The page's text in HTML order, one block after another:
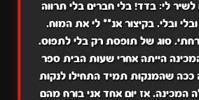
לי: בדד! בלי חברים בלי תרווה
ובלי. בקיצור אנ** לי את המוח.
סוג של תופסת רק בלי לתפוס.
הייתה אחרי שעות הבית ספר
ככה שהמנקות תמיד התחילו לנקות
המכינה. אז יום אחד אני בורח מהם